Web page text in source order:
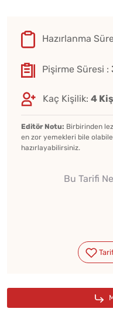
Hazırlanma
Pişirme Süresi :
Kaç Kişilik: 4
Editör Notu: Birbirinden
en zor yemekleri bile
hazırlayabilirsiniz.
Bu Tarifi